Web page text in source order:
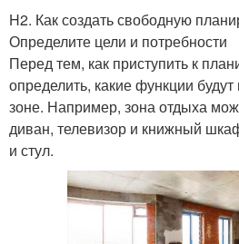
H2. Как создать свободную
Определите цели и потребности
Перед тем, как приступить к
определить, какие функции
зоне. Например, зона отдыха
диван, телевизор и книжный
и стул.